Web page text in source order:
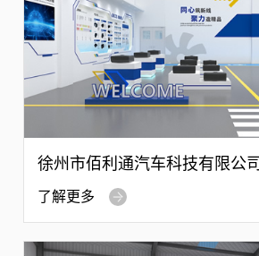
徐州市佰利通汽车科技有限公司
了解更多